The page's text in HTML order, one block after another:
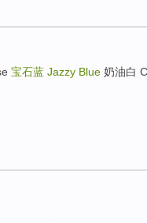
宝石蓝 Jazzy Blue 奶油白